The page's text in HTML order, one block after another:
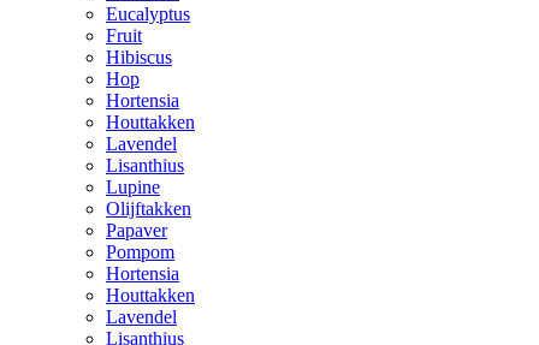
Eucalyptus
Fruit
Hibiscus
Hop
Hortensia
Houttakken
Lavendel
Lisanthius
Lupine
Olijftakken
Papaver
Pompom
Hortensia
Houttakken
Lavendel
Lisanthius